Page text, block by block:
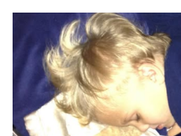
Poglejte, kaj vse čaka na vas!